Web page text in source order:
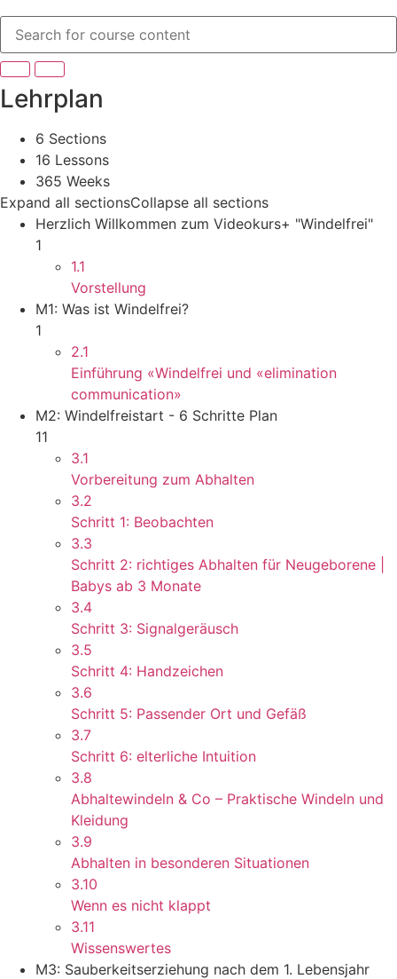
Lehrplan
6 Sections
16 Lessons
365 Weeks
Expand all sectionsCollapse all sections
Herzlich Willkommen zum Videokurs+ "Windelfrei"
1
1.1
Vorstellung
M1: Was ist Windelfrei?
1
2.1
Einführung «Windelfrei und «elimination
communication»
M2: Windelfreistart - 6 Schritte Plan
11
3.1
Vorbereitung zum Abhalten
3.2
Schritt 1: Beobachten
3.3
Schritt 2: richtiges Abhalten für Neugeborene |
Babys ab 3 Monate
3.4
Schritt 3: Signalgeräusch
3.5
Schritt 4: Handzeichen
3.6
Schritt 5: Passender Ort und Gefäß
3.7
Schritt 6: elterliche Intuition
3.8
Abhaltewindeln & Co – Praktische Windeln und
Kleidung
3.9
Abhalten in besonderen Situationen
3.10
Wenn es nicht klappt
3.11
Wissenswertes
M3: Sauberkeitserziehung nach dem 1. Lebensjahr